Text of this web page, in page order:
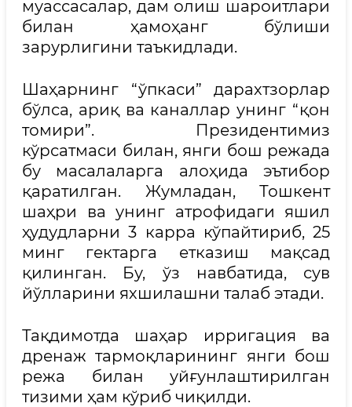
муассасалар, дам олиш шароитлари
билан ҳамоҳанг бўлиши
зарурлигини таъкидлади.
Шаҳарнинг “ўпкаси” дарахтзорлар
бўлса, ариқ ва каналлар унинг “қон
томири”. Президентимиз
кўрсатмаси билан, янги бош режада
бу масалаларга алоҳида эътибор
қаратилган. Жумладан, Тошкент
шаҳри ва унинг атрофидаги яшил
ҳудудларни 3 карра кўпайтириб, 25
минг гектарга етказиш мақсад
қилинган. Бу, ўз навбатида, сув
йўлларини яхшилашни талаб этади.
Тақдимотда шаҳар ирригация ва
дренаж тармоқларининг янги бош
режа билан уйғунлаштирилган
тизими ҳам кўриб чиқилди.